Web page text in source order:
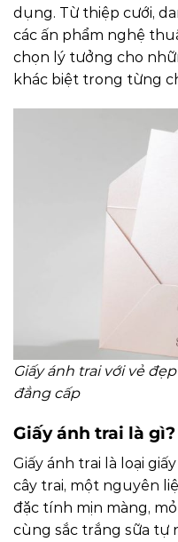
dụng. Từ thiệp cưới,
các ấn phẩm nghệ
chọn lý tưởng cho
khác biệt trong từng
Giấy ánh trai với vẻ
đẳng cấp
Giấy ánh trai là gì?
Giấy ánh trai là loại
cây trai, một nguyên
đặc tính mịn màng,
cùng sắc trắng sữa tự